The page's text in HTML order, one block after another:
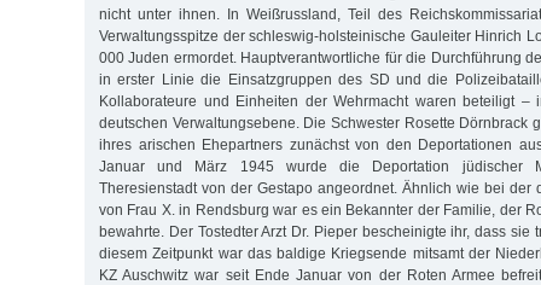
nicht unter ihnen. In Weißrussland, Teil des
Verwaltungsspitze der schleswig-holsteinische Gauleiter Hinrich
000 Juden ermordet. Hauptverantwortliche für die Durchführung
in erster Linie die Einsatzgruppen des SD und die
Kollaborateure und Einheiten der Wehrmacht waren beteiligt –
deutschen Verwaltungsebene. Die Schwester Rosette Dörnbrack
ihres arischen Ehepartners zunächst von den Deportationen
Januar und März 1945 wurde die Deportation jüdischer
Theresienstadt von der Gestapo angeordnet. Ähnlich wie bei der
von Frau X. in Rendsburg war es ein Bekannter der Familie, der
bewahrte. Der Tostedter Arzt Dr. Pieper bescheinigte ihr, dass sie
diesem Zeitpunkt war das baldige Kriegsende mitsamt der
KZ Auschwitz war seit Ende Januar von der Roten Armee